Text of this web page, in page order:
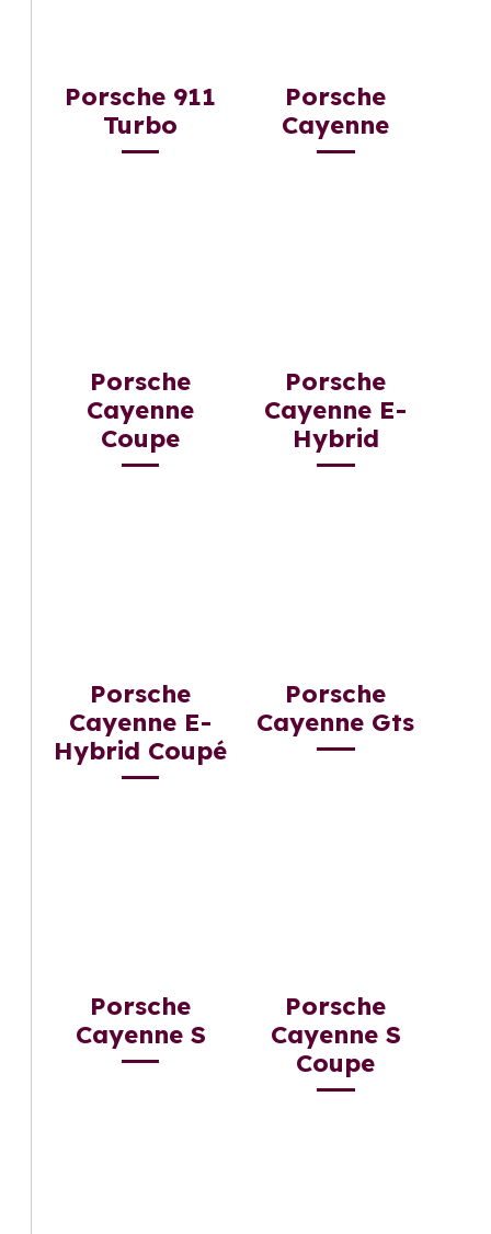
Porsche 911
Turbo
Porsche
Cayenne
Porsche
Cayenne
Coupe
Porsche
Cayenne E-
Hybrid
Porsche
Cayenne E-
Hybrid Coupé
Porsche
Cayenne Gts
Porsche
Cayenne S
Porsche
Cayenne S
Coupe